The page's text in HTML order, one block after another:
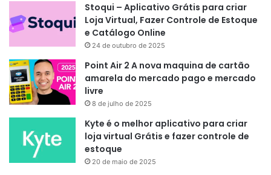
Stoqui – Aplicativo Grátis para criar
Loja Virtual, Fazer Controle de Estoque
e Catálogo Online
24 de outubro de 2025
Point Air 2 A nova maquina de cartão
amarela do mercado pago e mercado
livre
8 de julho de 2025
Kyte é o melhor aplicativo para criar
loja virtual Grátis e fazer controle de
estoque
20 de maio de 2025